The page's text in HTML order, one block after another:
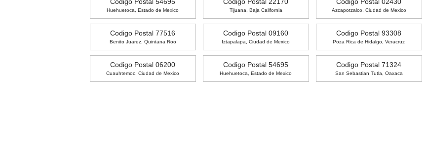
Huehuetoca, Estado de Mexico Tijuana, Baja California Azcapotzalco, Ciudad de Mexico
Codigo Postal 77516
Benito Juarez, Quintana Roo
Codigo Postal 09160
Iztapalapa, Ciudad de Mexico
Codigo Postal 93308
Poza Rica de Hidalgo, Veracruz
Codigo Postal 06200
Cuauhtemoc, Ciudad de Mexico
Codigo Postal 54695
Huehuetoca, Estado de Mexico
Codigo Postal 71324
San Sebastian Tutla, Oaxaca